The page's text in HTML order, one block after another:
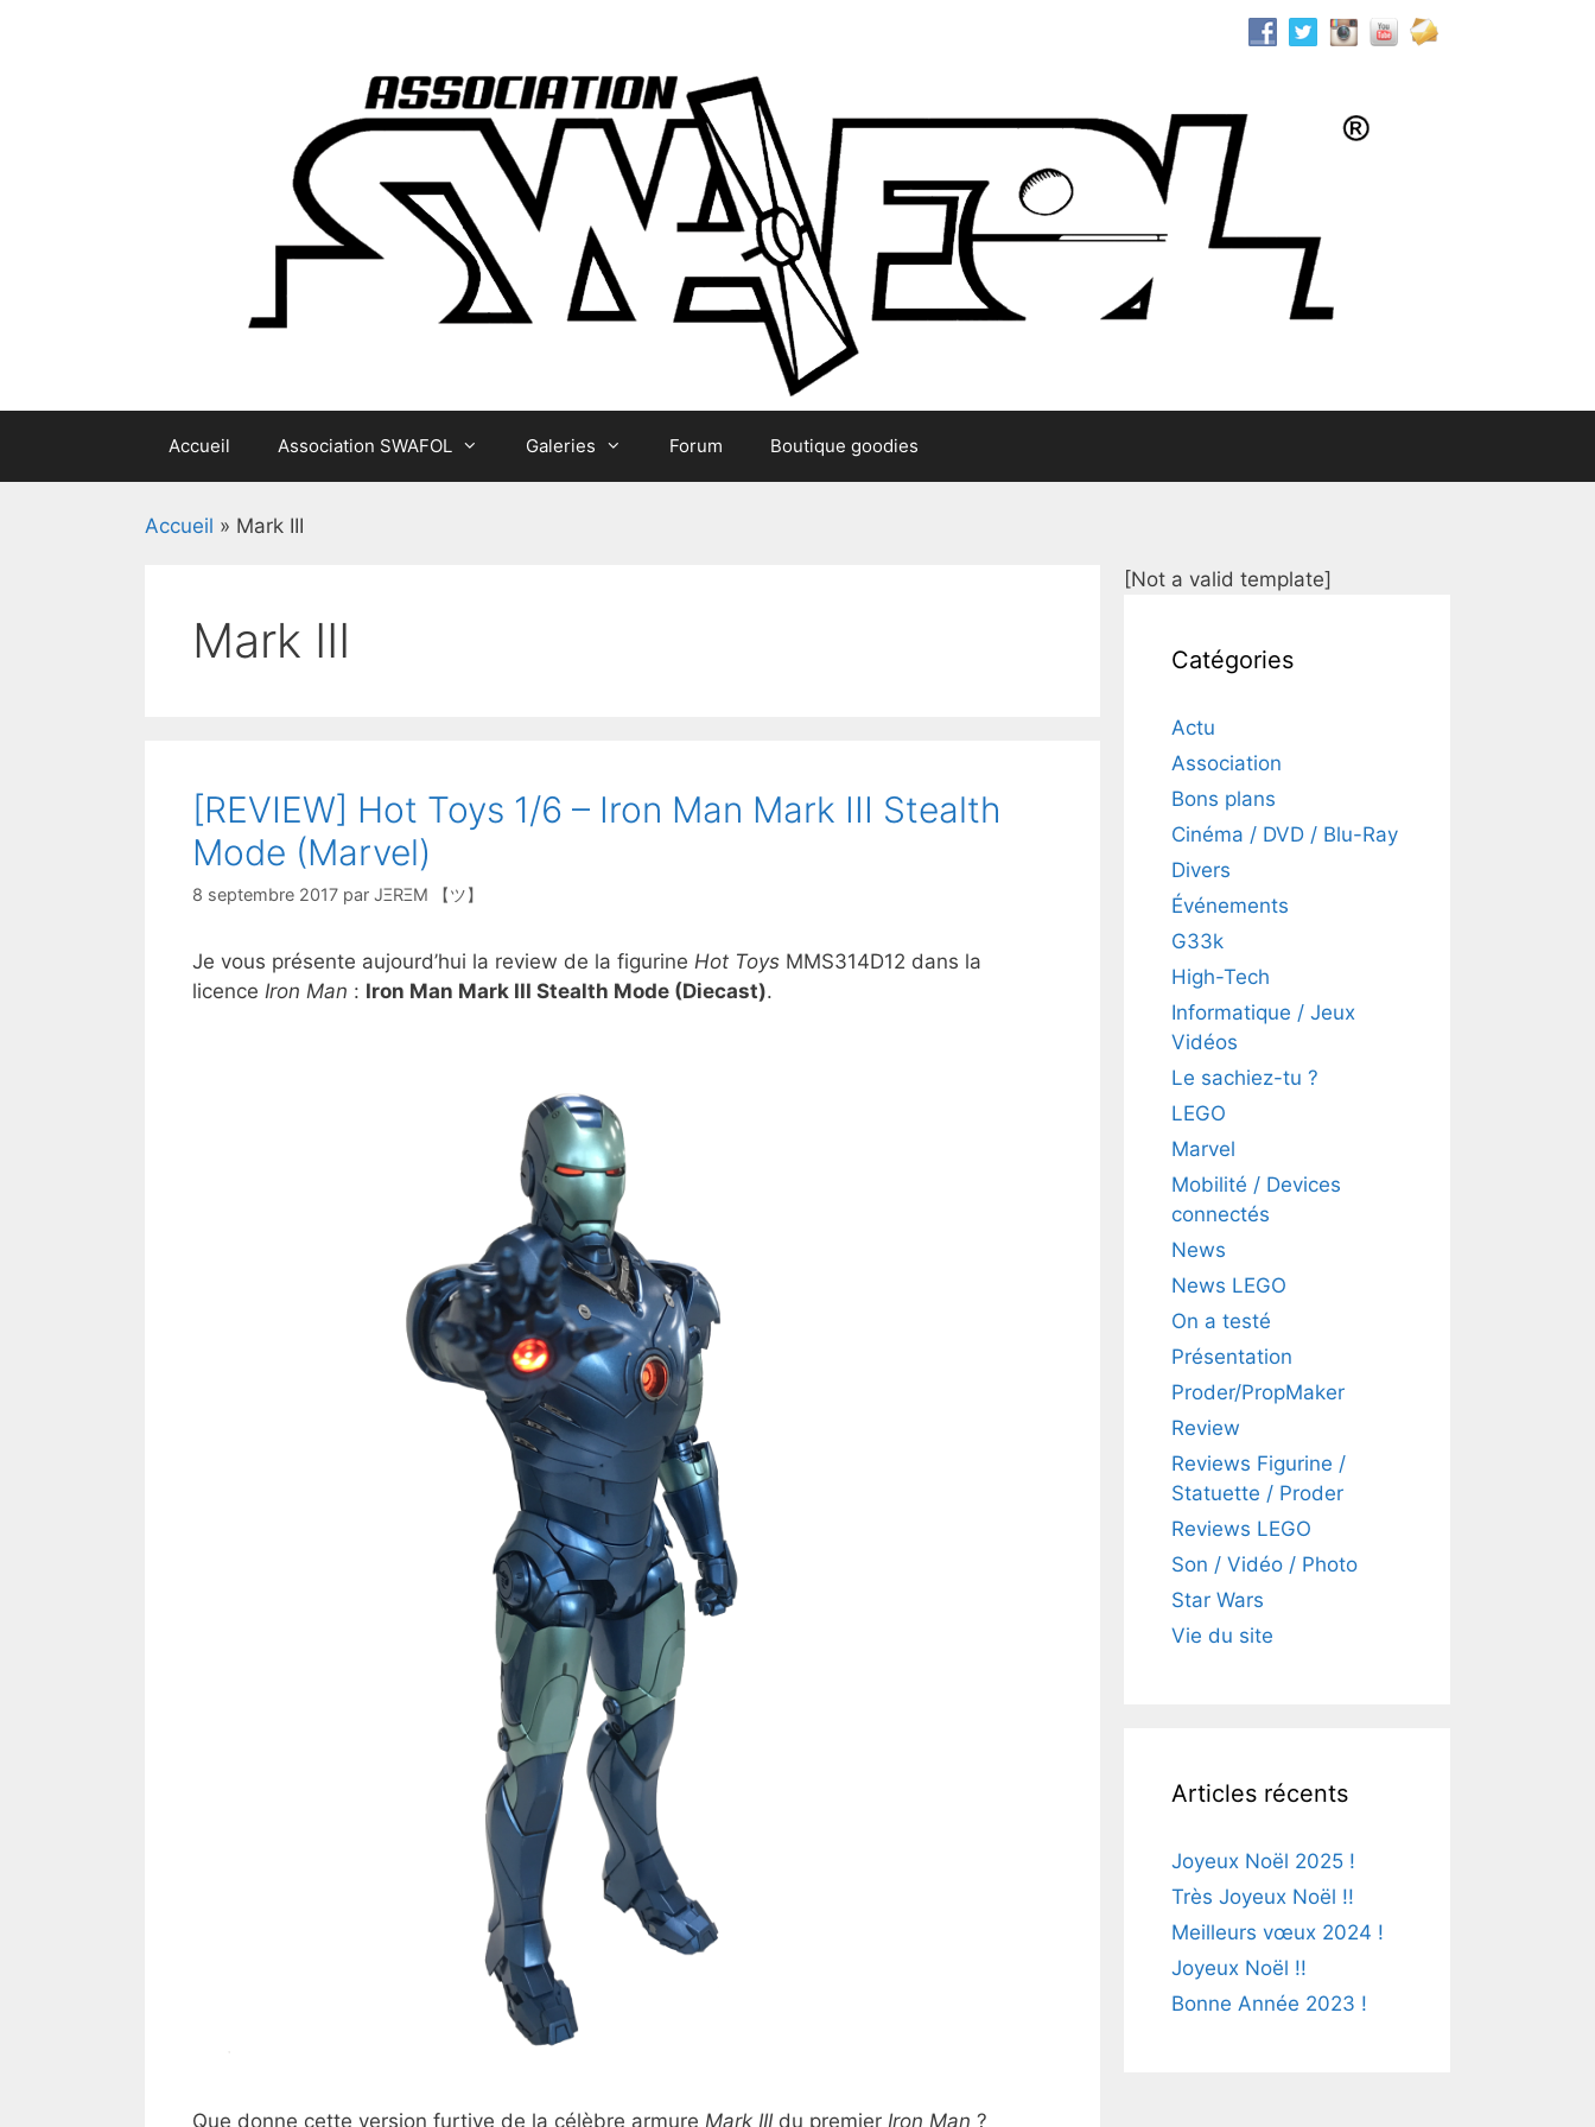
Accueil Association SWAFOL Galeries Forum Boutique goodies
Accueil » Mark III
Mark III
[REVIEW] Hot Toys 1/6 – Iron Man Mark III Stealth
Mode (Marvel)
8 septembre 2017 par JΞRΞM 【ツ】
Je vous présente aujourd’hui la review de la figurine Hot Toys MMS314D12 dans la
licence Iron Man : Iron Man Mark III Stealth Mode (Diecast).
Que donne cette version furtive de la célèbre armure Mark III du premier Iron Man ?
[Not a valid template]
Catégories
Actu
Association
Bons plans
Cinéma / DVD / Blu-Ray
Divers
Événements
G33k
High-Tech
Informatique / Jeux
Vidéos
Le sachiez-tu ?
LEGO
Marvel
Mobilité / Devices
connectés
News
News LEGO
On a testé
Présentation
Proder/PropMaker
Review
Reviews Figurine /
Statuette / Proder
Reviews LEGO
Son / Vidéo / Photo
Star Wars
Vie du site
Articles récents
Joyeux Noël 2025 !
Très Joyeux Noël !!
Meilleurs vœux 2024 !
Joyeux Noël !!
Bonne Année 2023 !